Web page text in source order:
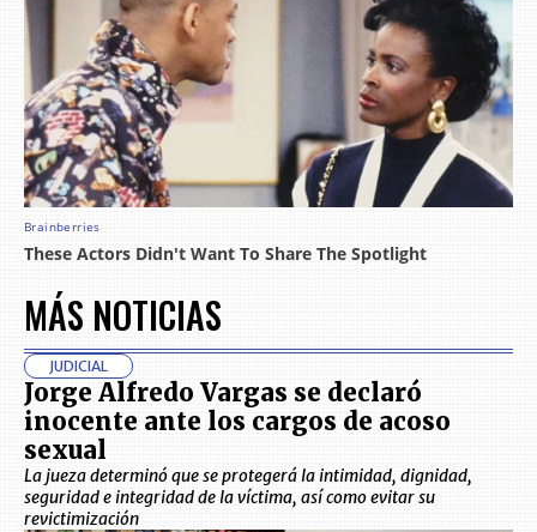
MÁS NOTICIAS
JUDICIAL
Jorge Alfredo Vargas se declaró
inocente ante los cargos de acoso
sexual
La jueza determinó que se protegerá la intimidad, dignidad,
seguridad e integridad de la víctima, así como evitar su
revictimización